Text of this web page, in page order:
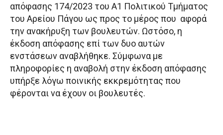
απόφασης 174/2023 του Α1 Πολιτικού Τμήματος
του Αρείου Πάγου ως προς το μέρος που αφορά
την ανακήρυξη των βουλευτών. Ωστόσο, η
έκδοση απόφασης επί των δυο αυτών
ενστάσεων αναβλήθηκε. Σύμφωνα με
πληροφορίες η αναβολή στην έκδοση απόφασης
υπήρξε λόγω ποινικής εκκρεμότητας που
φέρονται να έχουν οι βουλευτές.